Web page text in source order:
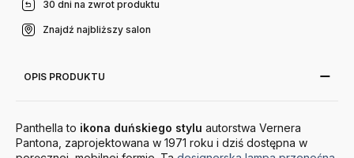
30 dni na zwrot produktu
Znajdź najbliższy salon
OPIS PRODUKTU
Panthella to ikona duńskiego stylu autorstwa Vernera
Pantona, zaprojektowana w 1971 roku i dziś dostępna w